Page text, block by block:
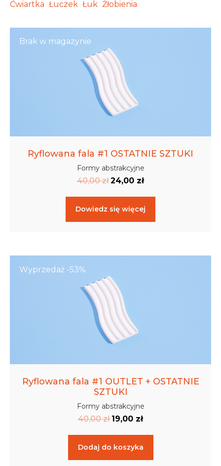
Ćwiartka Łuczek Łuk Żłobienia
Brak w magazynie
Ryflowana fala #1 OSTATNIE SZTUKI
Formy abstrakcyjne
40,00zł 24,00 zł
Dowiedz się więcej
Wyprzedaż -53%
Ryflowana fala #1 OUTLET + OSTATNIE
SZTUKI
Formy abstrakcyjne
40,00zł 19,00 zł
Dodaj do koszyka